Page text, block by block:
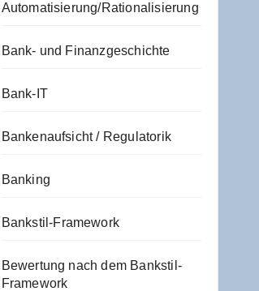
Automatisierung/Rationalisierung
Bank- und Finanzgeschichte
Bank-IT
Bankenaufsicht / Regulatorik
Banking
Bankstil-Framework
Bewertung nach dem Bankstil-
Framework